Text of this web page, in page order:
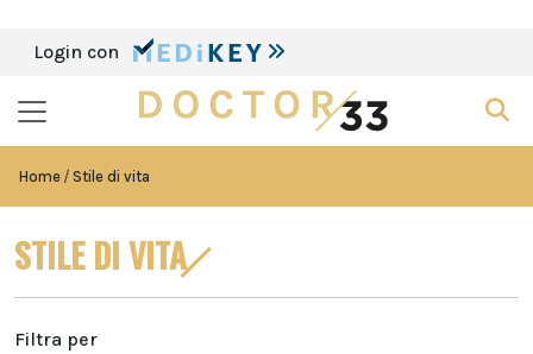
Login con
Home Stile di vita
STILE DI VITA
Filtra per